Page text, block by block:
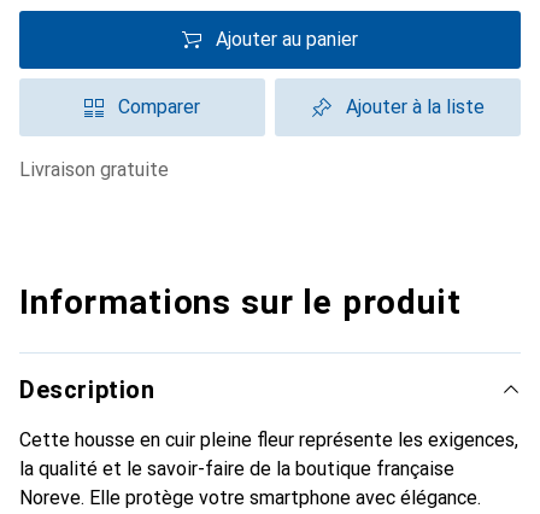
Ajouter au panier
Comparer Ajouter à la liste
livraison gratuite
Informations sur le produit
Description
Cette housse en cuir pleine fleur représente les exigences,
la qualité et le savoir-faire de la boutique française
Noreve. Elle protège votre smartphone avec élégance.